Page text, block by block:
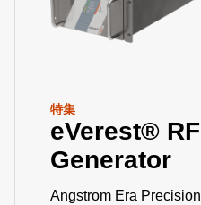
特集
eVerest® RF
Generator
Angstrom Era Precision